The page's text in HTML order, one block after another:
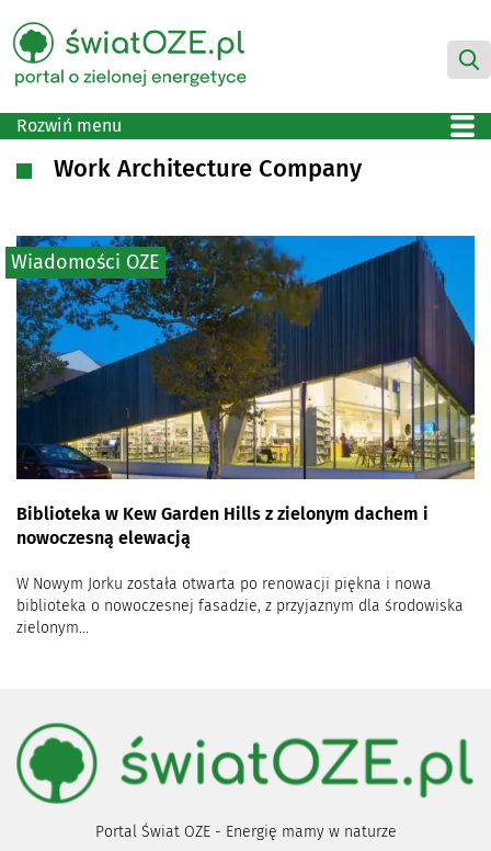
Rozwiń menu
Work Architecture Company
Biblioteka w Kew Garden Hills z zielonym dachem i
nowoczesną elewacją
W Nowym Jorku została otwarta po renowacji piękna i nowa
biblioteka o nowoczesnej fasadzie, z przyjaznym dla środowiska
zielonym...
Wiadomości OZE
Portal Świat OZE - Energię mamy w naturze